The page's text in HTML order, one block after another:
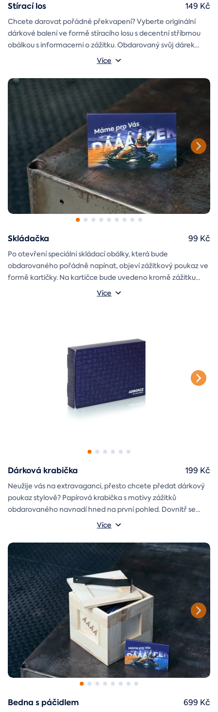
Stírací los
Chcete darovat pořádné překvapení? Vyberte originální
dárkové balení ve formě stíracího losu s decentní stříbrnou
obálkou s informacemi o zážitku. Obdarovaný svůj dárek
objeví až po chvilce napětí během stírání. Jedno je jisté, u nás
Více
149 Kč
Skládačka
Po otevření speciální skládací obálky, která bude
obdarovaného pořádně napínat, objeví zážitkový poukaz ve
formě kartičky. Na kartičce bude uvedeno kromě zážitku
také jméno a věnování, které si v průběhu objednávky sami
Více
99 Kč
Dárková krabička
Neužije vás na extravaganci, přesto chcete předat dárkový
poukaz stylově? Papírová krabička s motivy zážitků
obdarovaného navnadí hned na první pohled. Dovnitř se
vejde i věnování a případně další drobnost pro radost.
Rozměry krabičky: 17x12x3 cmVíce
199 Kč
Bedna s páčidlem 699 Kč